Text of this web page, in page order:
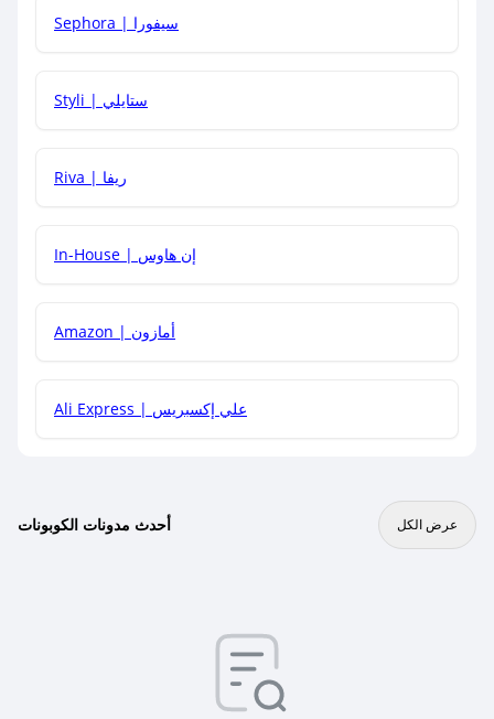
هل يمكنني جمع كود خصم مع العروض الأخرى؟
Sephora | سيفورا
Styli | ستايلي
Riva | ريفا
In-House | إن هاوس
Amazon | أمازون
Ali Express | علي إكسبريس
أحدث مدونات الكوبونات عرض الكل